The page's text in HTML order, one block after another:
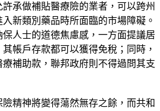
承做補貼醫療險的業者，可以跨州
新類別藥品時所面臨的市場障礙。
人士的道德焦慮感，一方面提議居
帳戶存款都可以獲得免稅；同時，
補助款，聯邦政府則不得過問其支
精神將變得蕩然無存之餘，而共和